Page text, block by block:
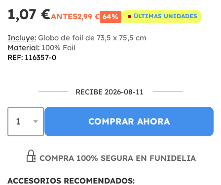
1,07 €ANTES2,99 € 64% ÚLTIMAS UNIDADES
Incluye: Globo de foil de 73,5 x 75,5 cm
Material: 100% Foil
REF: 116357-0
RECIBE 2026-08-11
COMPRAR AHORA
COMPRA 100% SEGURA EN FUNIDELIA
ACCESORIOS RECOMENDADOS: